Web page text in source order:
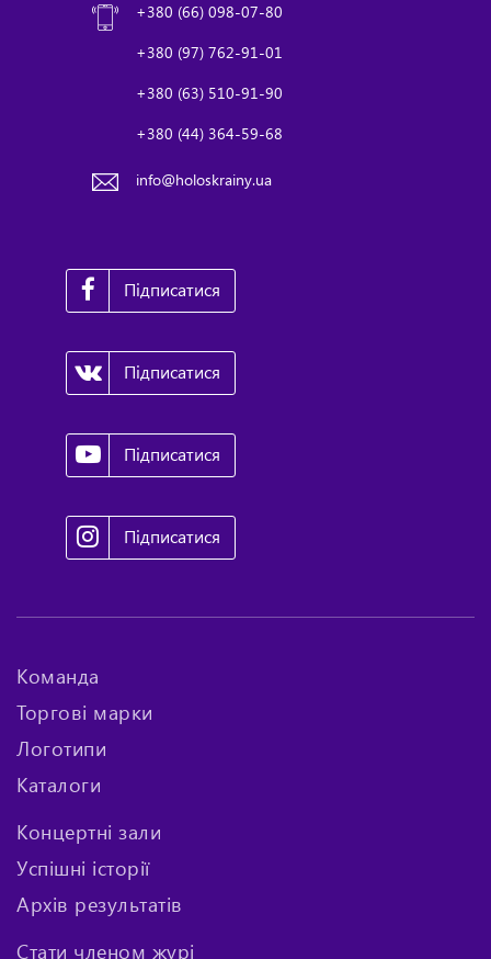
+380 (66) 098-07-80
+380 (97) 762-91-01
+380 (63) 510-91-90
+380 (44) 364-59-68
info@holoskrainy.ua
Підписатися
Підписатися
Підписатися
Підписатися
Команда
Торгові марки
Логотипи
Каталоги
Концертні зали
Успішні історії
Архів результатів
Стати членом журі